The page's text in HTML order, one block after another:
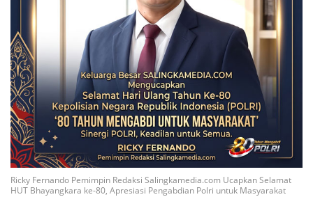
Ricky Fernando Pemimpin Redaksi Salingkamedia.com Ucapkan Selamat
HUT Bhayangkara ke-80, Apresiasi Pengabdian Polri untuk Masyarakat